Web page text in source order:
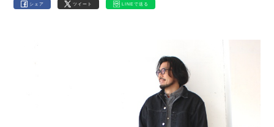
シェア ツイート LINEで送る